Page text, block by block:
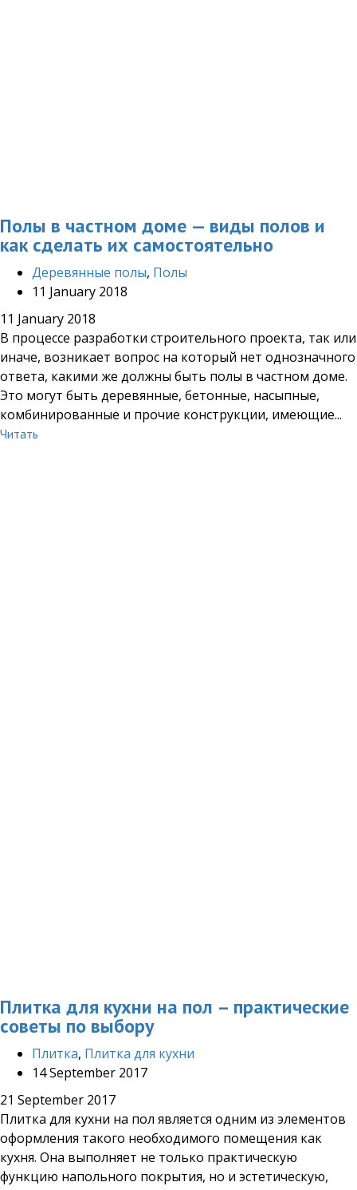
Полы в частном доме — виды полов и
как сделать их самостоятельно
Деревянные полы, Полы
11 January 2018
11 January 2018
В процессе разработки строительного проекта, так или
иначе, возникает вопрос на который нет однозначного
ответа, какими же должны быть полы в частном доме.
Это могут быть деревянные, бетонные, насыпные,
комбинированные и прочие конструкции, имеющие...
Читать
Плитка для кухни на пол – практические
советы по выбору
Плитка, Плитка для кухни
14 September 2017
21 September 2017
Плитка для кухни на пол является одним из элементов
оформления такого необходимого помещения как
кухня. Она выполняет не только практическую
функцию напольного покрытия, но и эстетическую,